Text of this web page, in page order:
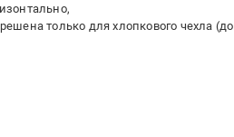
только для хлопкового чехла (до